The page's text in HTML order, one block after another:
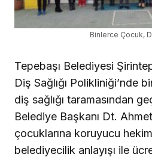
Binlerce Çocuk,
Tepebaşı Belediyesi
Diş Sağlığı Polikliniği’nde
diş sağlığı taramasından
Belediye Başkanı Dt.
çocuklarına koruyucu
belediyecilik anlayışı ile